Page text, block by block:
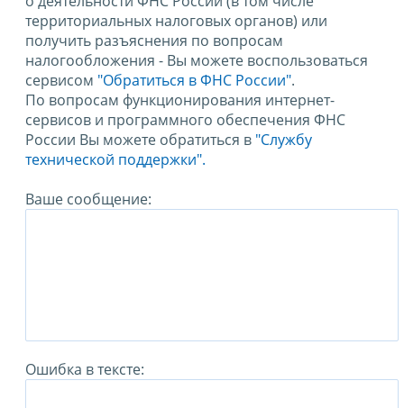
территориальных налоговых органов) или
получить разъяснения по вопросам
налогообложения - Вы можете воспользоваться
сервисом "Обратиться в ФНС России".
По вопросам функционирования интернет-
сервисов и программного обеспечения ФНС
России Вы можете обратиться в "Службу
технической поддержки".
Ваше сообщение:
Ошибка в тексте: